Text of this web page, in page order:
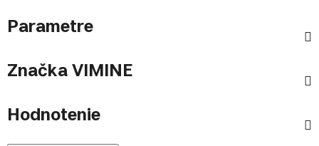
Parametre
Značka VIMINE
Hodnotenie